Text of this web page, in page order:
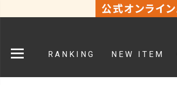
RANKING NEW ITEM